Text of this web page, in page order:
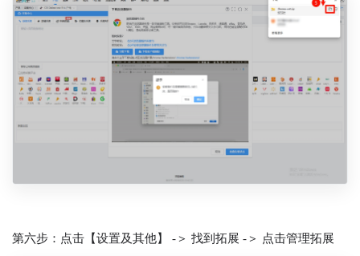
第六步：点击【设置及其他】 -＞ 找到拓展 -＞ 点击管理拓展